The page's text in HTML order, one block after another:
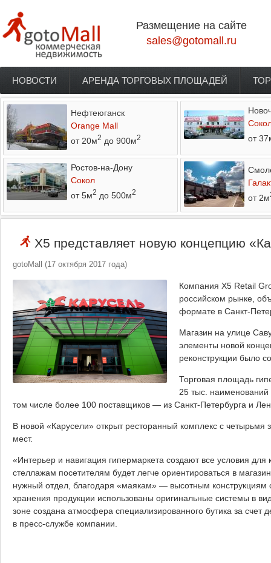
Размещение на сайте
sales@gotomall.ru
Главное меню
НОВОСТИ АРЕНДА ТОРГОВЫХ ПЛОЩАДЕЙ
Нефтеюганск
Orange Mall
от 20м2 до 900м2
от
Ростов-на-Дону
Сокол
от 5м2 до 500м2
от 2м
X5 представляет новую концепцию
gotoMall (17 октября 2017 года)
Компания X5 Retail
российском рынке,
формате в Санкт-
Магазин на улице
элементы новой
реконструкции было
Торговая площадь
25 тыс. наименований
том числе более 100 поставщиков — из Санкт-Петербурга и
В новой «Карусели» открыт ресторанный комплекс с
мест.
«Интерьер и навигация гипермаркета создают все условия
стеллажам посетителям будет легче ориентироваться в
нужный отдел, благодаря «маякам» — высотным
хранения продукции использованы оригинальные системы в
зоне создана атмосфера специализированного бутика за
в пресс-службе компании.